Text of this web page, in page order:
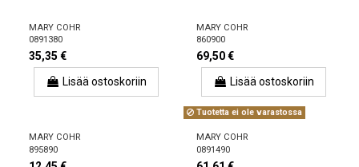
MARY COHR
0891380
35,35 €
Lisää ostoskoriin
MARY COHR
860900
69,50 €
Lisää ostoskoriin
MARY COHR
895890
Tuotetta ei ole varastossa
MARY COHR
0891490